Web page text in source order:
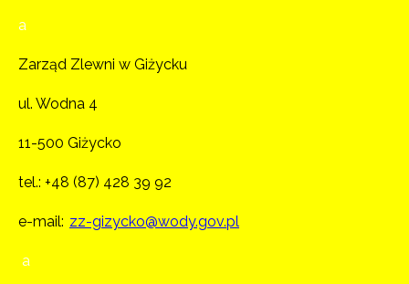
a
Zarząd Zlewni w Giżycku
ul. Wodna 4
11-500 Giżycko
tel.: +48 (87) 428 39 92
e-mail: zz-gizycko@wody.gov.pl
a